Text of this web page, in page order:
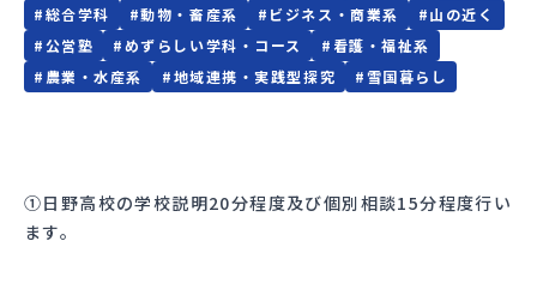
#総合学科 #動物・畜産系 # ビジネス・商業系 #山の近く
#公営塾 #めずらしい学科・コース #看護・福祉系
# 農業・水産系 #地域連携・実践型探究 #雪国暮らし
①日野高校の学校説明20分程度及び個別相談15分程度行い
ます。